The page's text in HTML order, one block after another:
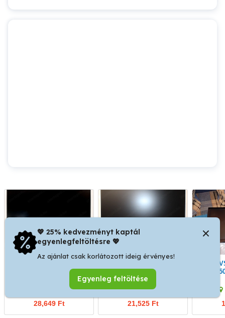
28,649 Ft
XI. kerület
21,525 Ft
💖 25% kedvezményt kaptál
egyenlegfeltöltésre 💖
Az ajánlat csak korlátozott ideig érvényes!
Egyenleg feltöltése